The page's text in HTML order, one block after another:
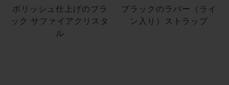
ポリッシュ仕上げのブラ
ック サファイアクリスタ
ル
ブラックのラバー（ライ
ン入り）ストラップ